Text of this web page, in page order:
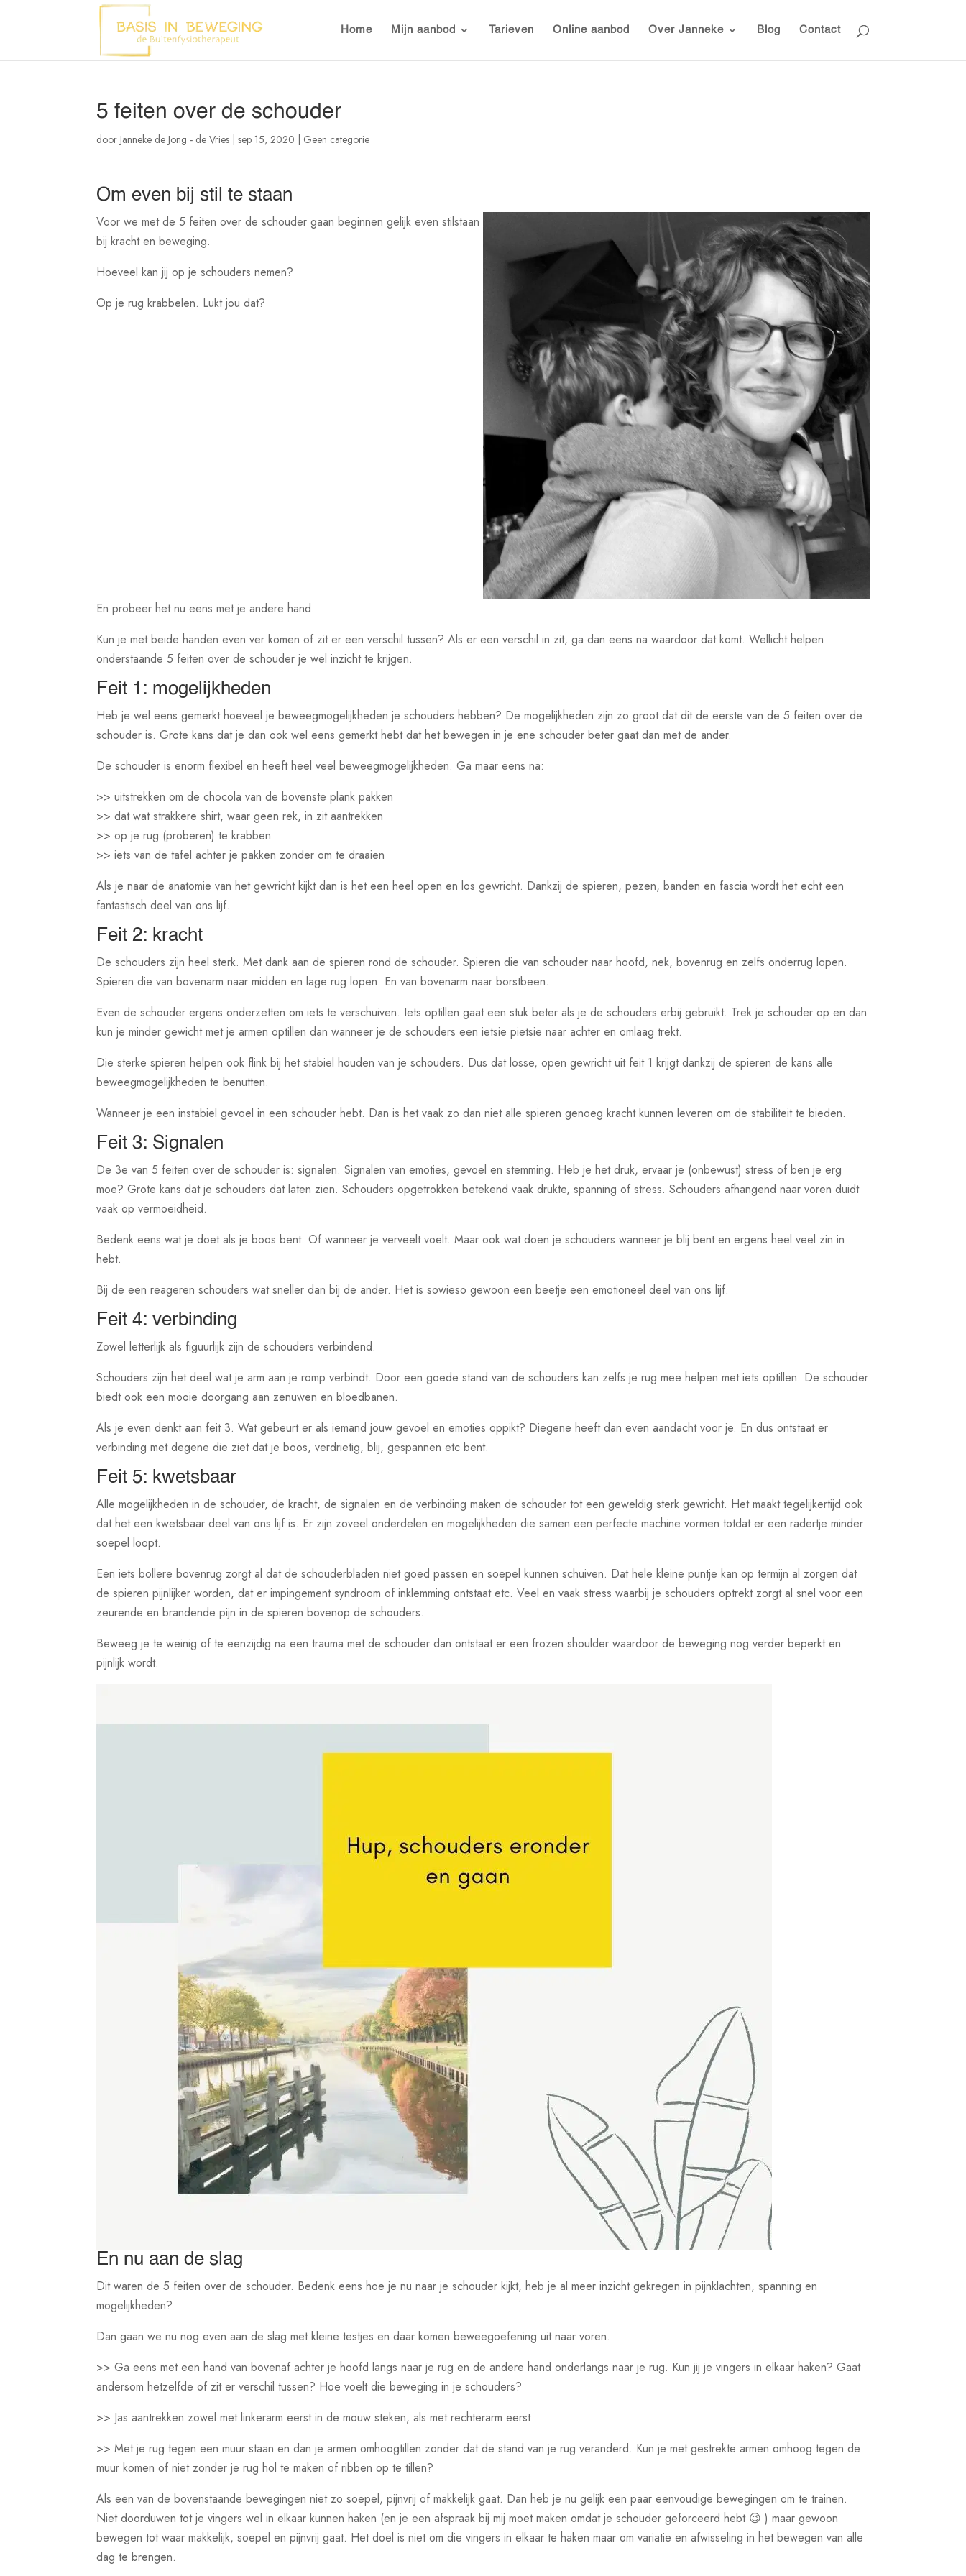
Home Mijn aanbod Tarieven Online aanbod Over Janneke Blog Contact
5 feiten over de schouder
doorJanneke de Jong - de Vries |sep 15, 2020 Geen categorie
Om even bij stil te staan
Voor we met de 5 feiten over de schouder gaan beginnen gelijk even stilstaan
bij kracht en beweging.
Hoeveel kan jij op je schouders nemen?
Op je rug krabbelen. Lukt jou dat?
En probeer het nu eens met je andere hand.
Kun je met beide handen even ver komen of zit er een verschil tussen? Als er een verschil in zit, ga dan eens na waardoor dat komt. Wellicht helpen
onderstaande 5 feiten over de schouder je wel inzicht te krijgen.
Feit 1: mogelijkheden
Heb je wel eens gemerkt hoeveel je beweegmogelijkheden je schouders hebben? De mogelijkheden zijn zo groot dat dit de eerste van de 5 feiten over de
schouder is. Grote kans dat je dan ook wel eens gemerkt hebt dat het bewegen in je ene schouder beter gaat dan met de ander.
De schouder is enorm flexibel en heeft heel veel beweegmogelijkheden. Ga maar eens na:
>> uitstrekken om de chocola van de bovenste plank pakken
>> dat wat strakkere shirt, waar geen rek, in zit aantrekken
>> op je rug (proberen) te krabben
>> iets van de tafel achter je pakken zonder om te draaien
Als je naar de anatomie van het gewricht kijkt dan is het een heel open en los gewricht. Dankzij de spieren, pezen, banden en fascia wordt het echt een
fantastisch deel van ons lijf.
Feit 2: kracht
De schouders zijn heel sterk. Met dank aan de spieren rond de schouder. Spieren die van schouder naar hoofd, nek, bovenrug en zelfs onderrug lopen.
Spieren die van bovenarm naar midden en lage rug lopen. En van bovenarm naar borstbeen.
Even de schouder ergens onderzetten om iets te verschuiven. Iets optillen gaat een stuk beter als je de schouders erbij gebruikt. Trek je schouder op en dan
kun je minder gewicht met je armen optillen dan wanneer je de schouders een ietsie pietsie naar achter en omlaag trekt.
Die sterke spieren helpen ook flink bij het stabiel houden van je schouders. Dus dat losse, open gewricht uit feit 1 krijgt dankzij de spieren de kans alle
beweegmogelijkheden te benutten.
Wanneer je een instabiel gevoel in een schouder hebt. Dan is het vaak zo dan niet alle spieren genoeg kracht kunnen leveren om de stabiliteit te bieden.
Feit 3: Signalen
De 3e van 5 feiten over de schouder is: signalen. Signalen van emoties, gevoel en stemming. Heb je het druk, ervaar je (onbewust) stress of ben je erg
moe? Grote kans dat je schouders dat laten zien. Schouders opgetrokken betekend vaak drukte, spanning of stress. Schouders afhangend naar voren duidt
vaak op vermoeidheid.
Bedenk eens wat je doet als je boos bent. Of wanneer je verveelt voelt. Maar ook wat doen je schouders wanneer je blij bent en ergens heel veel zin in
hebt.
Bij de een reageren schouders wat sneller dan bij de ander. Het is sowieso gewoon een beetje een emotioneel deel van ons lijf.
Feit 4: verbinding
Zowel letterlijk als figuurlijk zijn de schouders verbindend.
Schouders zijn het deel wat je arm aan je romp verbindt. Door een goede stand van de schouders kan zelfs je rug mee helpen met iets optillen. De schouder
biedt ook een mooie doorgang aan zenuwen en bloedbanen.
Als je even denkt aan feit 3. Wat gebeurt er als iemand jouw gevoel en emoties oppikt? Diegene heeft dan even aandacht voor je. En dus ontstaat er
verbinding met degene die ziet dat je boos, verdrietig, blij, gespannen etc bent.
Feit 5: kwetsbaar
Alle mogelijkheden in de schouder, de kracht, de signalen en de verbinding maken de schouder tot een geweldig sterk gewricht. Het maakt tegelijkertijd ook
dat het een kwetsbaar deel van ons lijf is. Er zijn zoveel onderdelen en mogelijkheden die samen een perfecte machine vormen totdat er een radertje minder
soepel loopt.
Een iets bollere bovenrug zorgt al dat de schouderbladen niet goed passen en soepel kunnen schuiven. Dat hele kleine puntje kan op termijn al zorgen dat
de spieren pijnlijker worden, dat er impingement syndroom of inklemming ontstaat etc. Veel en vaak stress waarbij je schouders optrekt zorgt al snel voor een
zeurende en brandende pijn in de spieren bovenop de schouders.
Beweeg je te weinig of te eenzijdig na een trauma met de schouder dan ontstaat er een frozen shoulder waardoor de beweging nog verder beperkt en
pijnlijk wordt.
En nu aan de slag
Dit waren de 5 feiten over de schouder. Bedenk eens hoe je nu naar je schouder kijkt, heb je al meer inzicht gekregen in pijnklachten, spanning en
mogelijkheden?
Dan gaan we nu nog even aan de slag met kleine testjes en daar komen beweegoefening uit naar voren.
>> Ga eens met een hand van bovenaf achter je hoofd langs naar je rug en de andere hand onderlangs naar je rug. Kun jij je vingers in elkaar haken? Gaat
andersom hetzelfde of zit er verschil tussen? Hoe voelt die beweging in je schouders?
>> Jas aantrekken zowel met linkerarm eerst in de mouw steken, als met rechterarm eerst
>> Met je rug tegen een muur staan en dan je armen omhoogtillen zonder dat de stand van je rug veranderd. Kun je met gestrekte armen omhoog tegen de
muur komen of niet zonder je rug hol te maken of ribben op te tillen?
Als een van de bovenstaande bewegingen niet zo soepel, pijnvrij of makkelijk gaat. Dan heb je nu gelijk een paar eenvoudige bewegingen om te trainen.
Niet doorduwen tot je vingers wel in elkaar kunnen haken (en je een afspraak bij mij moet maken omdat je schouder geforceerd hebt 😉 ) maar gewoon
bewegen tot waar makkelijk, soepel en pijnvrij gaat. Het doel is niet om die vingers in elkaar te haken maar om variatie en afwisseling in het bewegen van alle
dag te brengen.